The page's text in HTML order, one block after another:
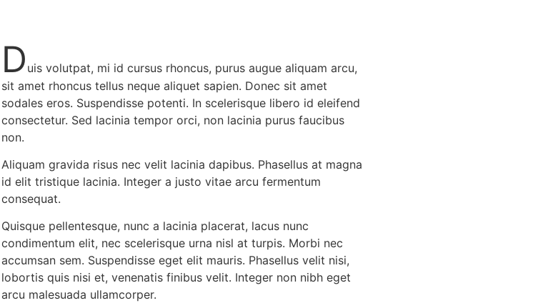
D uis volutpat, mi id cursus rhoncus, purus augue aliquam arcu,
sit amet rhoncus tellus neque aliquet sapien. Donec sit amet
sodales eros. Suspendisse potenti. In scelerisque libero id eleifend
consectetur. Sed lacinia tempor orci, non lacinia purus faucibus
non.
Aliquam gravida risus nec velit lacinia dapibus. Phasellus at magna
id elit tristique lacinia. Integer a justo vitae arcu fermentum
consequat.
Quisque pellentesque, nunc a lacinia placerat, lacus nunc
condimentum elit, nec scelerisque urna nisl at turpis. Morbi nec
accumsan sem. Suspendisse eget elit mauris. Phasellus velit nisi,
lobortis quis nisi et, venenatis finibus velit. Integer non nibh eget
arcu malesuada ullamcorper.